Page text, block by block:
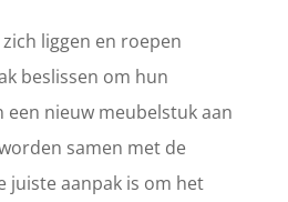
liggen en roepen
beslissen om hun
nieuw meubelstuk aan
samen met de
juiste aanpak is om het